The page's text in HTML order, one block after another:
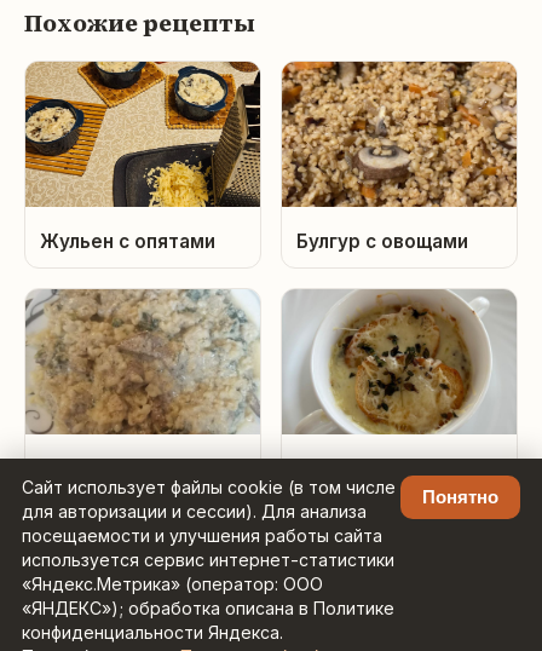
Сайт использует файлы cookie (в том числе
для авторизации и сессии). Для анализа
посещаемости и улучшения работы сайта
используется сервис интернет-статистики
«Яндекс.Метрика» (оператор: ООО
«ЯНДЕКС»); обработка описана в Политике
конфиденциальности Яндекса.
Понятно
Похожие рецепты
Жульен с опятами Булгур с овощами
печенкой в
сметанном соусе